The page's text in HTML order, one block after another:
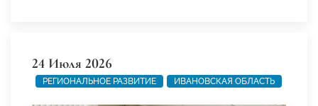
24 Июля 2026
РЕГИОНАЛЬНОЕ РАЗВИТИЕ ИВАНОВСКАЯ ОБЛАСТЬ